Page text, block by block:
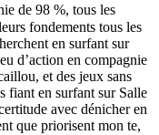
de 98 %, tous les
fondements tous les
en surfant sur
d’action en compagnie
et des jeux sans
fiant en surfant sur Salle
avec dénicher en
que priorisent mon te,